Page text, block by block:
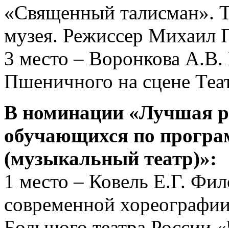
«Священный талисман».
музея. Режиссер
3 место – Воронкова А.В.
Пшеничного на сцене
В номинации «Лучшая
обучающихся по
(музыкальный театр)»:
1 место – Ковель Е.Г.
современной